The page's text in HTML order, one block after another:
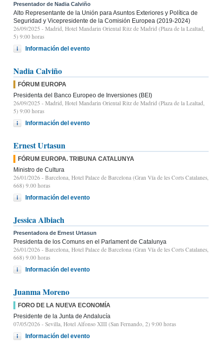
Presentador de Nadia Calviño
Alto Representante de la Unión para Asuntos Exteriores y Política de
Seguridad y Vicepresidente de la Comisión Europea (2019-2024)
26/09/2025 - Madrid, Hotel Mandarin Oriental Ritz de Madrid (Plaza de la Lealtad,
5) 9:00 horas
Información del evento
Nadia Calviño
FÓRUM EUROPA
Presidenta del Banco Europeo de Inversiones (BEI)
26/09/2025 - Madrid, Hotel Mandarin Oriental Ritz de Madrid (Plaza de la Lealtad,
5) 9:00 horas
Información del evento
Ernest Urtasun
FÓRUM EUROPA. TRIBUNA CATALUNYA
Ministro de Cultura
26/01/2026 - Barcelona, Hotel Palace de Barcelona (Gran Vía de les Corts Catalanes,
668) 9.00 horas
Información del evento
Jessica Albiach
Presentadora de Ernest Urtasun
Presidenta de los Comuns en el Parlament de Catalunya
26/01/2026 - Barcelona, Hotel Palace de Barcelona (Gran Vía de les Corts Catalanes,
668) 9.00 horas
Información del evento
Juanma Moreno
FORO DE LA NUEVA ECONOMÍA
Presidente de la Junta de Andalucía
07/05/2026 - Sevilla, Hotel Alfonso XIII (San Fernando, 2) 9:00 horas
Información del evento